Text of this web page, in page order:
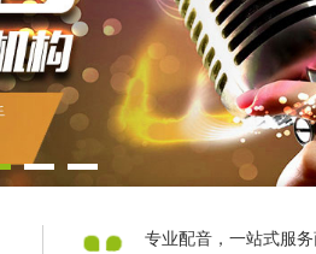
专业配音，一站式服